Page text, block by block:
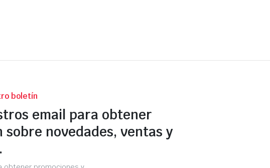
boletín
email para obtener
novedades, ventas y